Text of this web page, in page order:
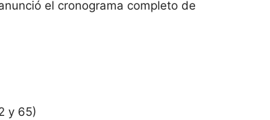
el cronograma completo de
y 65)